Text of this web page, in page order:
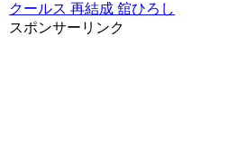
クールス 再結成 舘ひろし
スポンサーリンク